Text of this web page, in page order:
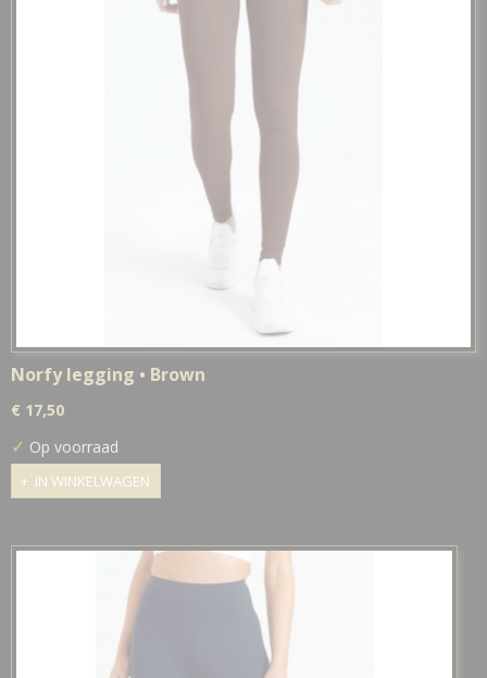
Norfy legging • Brown
€ 17,50
✓ Op voorraad
IN WINKELWAGEN